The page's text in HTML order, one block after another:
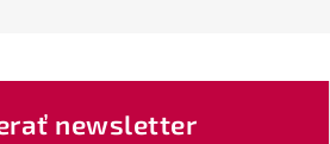
newsletter